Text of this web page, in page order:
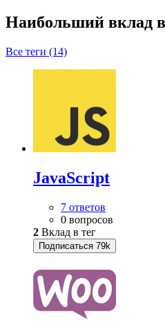
Наибольший вклад
Все теги (14)
JavaScript
7 ответов
0 вопросов
2 Вклад в тег
Подписаться 79k